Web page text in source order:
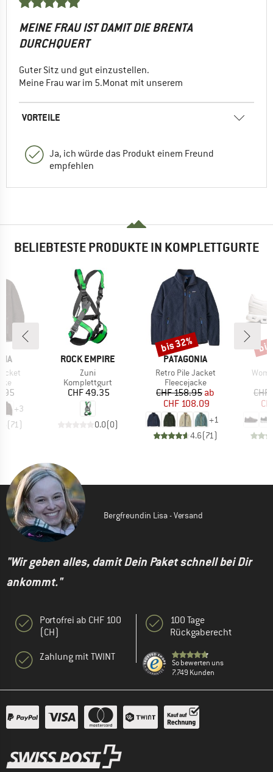
MEINE FRAU IST DAMIT DIE BRENTA
DURCHQUERT
Guter Sitz und gut einzustellen.
Meine Frau war im 5.Monat mit unserem
VORTEILE
Ja, ich würde das Produkt einem Freund
empfehlen
BELIEBTESTE PRODUKTE IN KOMPLETTGURTE
+3
(71)
MARKE
ROCK EMPIRE
Artikel
Zuni
Produktgruppe
Komplettgurt
Preis
CHF 49.35
0.0(0)
MARKE
PATAGONIA
Artikel
Retro Pile Jacket
Produktgruppe
Fleecejacke
Preis
CHF 158.95reduzierter Preis
ab
CHF 108.09
+1
4.6(71)
Rabatt
bis 32%
Artikel
Bergfreundin Lisa - Versand
"Wir geben alles, damit Dein Paket schnell bei Dir
ankommt."
Portofrei ab CHF 100
(CH)
Zahlung mit TWINT
100 Tage
Rückgaberecht
So bewerten uns
7.749 Kunden